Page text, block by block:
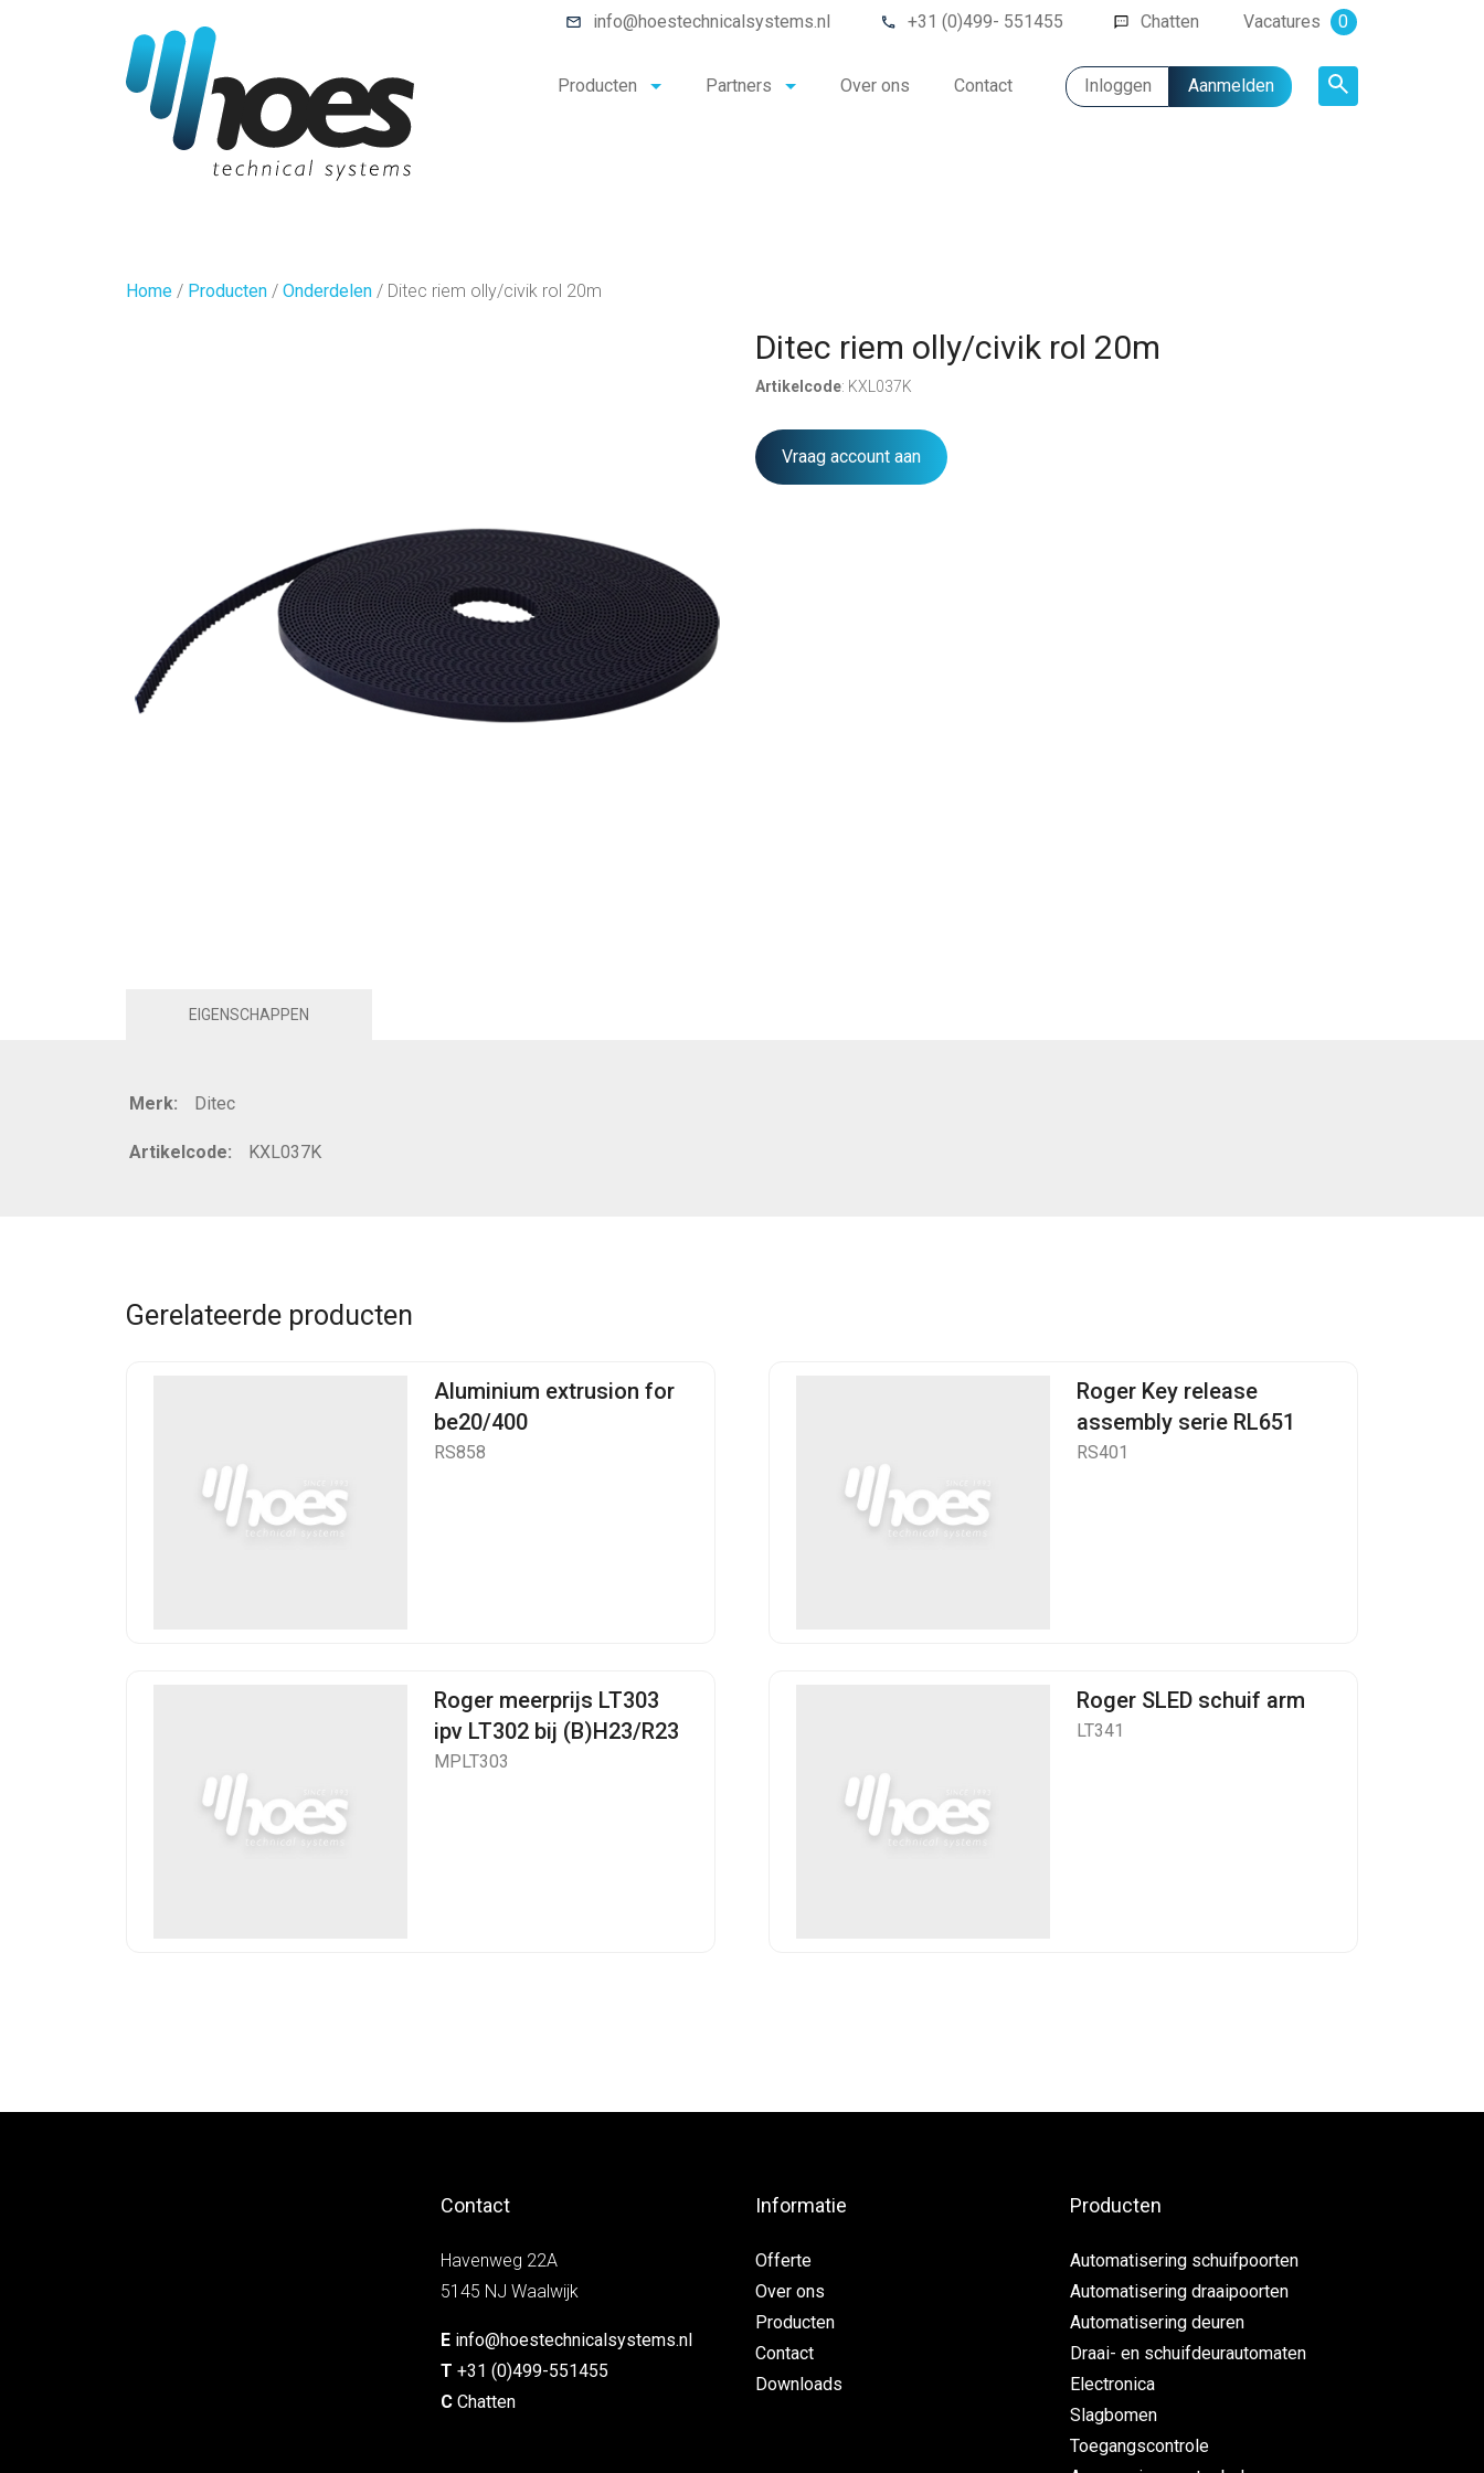
info@hoestechnicalsystems.nl +31 (0)499- 551455 Chatten Vacatures 0
Producten Partners Over ons Contact Inloggen Aanmelden
Home / Producten / Onderdelen / Ditec riem olly/civik rol 20m
Ditec riem olly/civik rol 20m
Artikelcode: KXL037K
Vraag account aan
EIGENSCHAPPEN
Merk: Ditec
Artikelcode: KXL037K
Gerelateerde producten
Aluminium extrusion for
be20/400
RS858
Roger Key release
assembly serie RL651
RS401
Roger meerprijs LT303
ipv LT302 bij (B)H23/R23
MPLT303
Roger SLED schuif arm
LT341
Contact
Havenweg 22A
5145 NJ Waalwijk
E info@hoestechnicalsystems.nl
T +31 (0)499-551455
C Chatten
Informatie
Offerte
Over ons
Producten
Contact
Downloads
Producten
Automatisering schuifpoorten
Automatisering draaipoorten
Automatisering deuren
Draai- en schuifdeurautomaten
Electronica
Slagbomen
Toegangscontrole